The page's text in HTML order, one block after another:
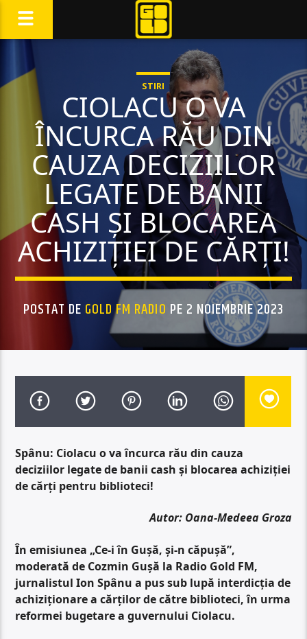
STIRI
CIOLACU O VA
ÎNCURCA RĂU DIN
CAUZA DECIZIILOR
LEGATE DE BANII
CASH ȘI BLOCAREA
ACHIZIȚIEI DE CĂRȚI!
POSTAT DE GOLD FM RADIO PE 2 NOIEMBRIE 2023
Spânu: Ciolacu o va încurca rău din cauza
deciziilor legate de banii cash și blocarea achiziției
de cărți pentru biblioteci!
Autor: Oana-Medeea Groza
În emisiunea „Ce-i în Gușă, și-n căpușă”,
moderată de Cozmin Gușă la Radio Gold FM,
jurnalistul Ion Spânu a pus sub lupă interdicția de
achiziționare a cărților de către biblioteci, în urma
reformei bugetare a guvernului Ciolacu.